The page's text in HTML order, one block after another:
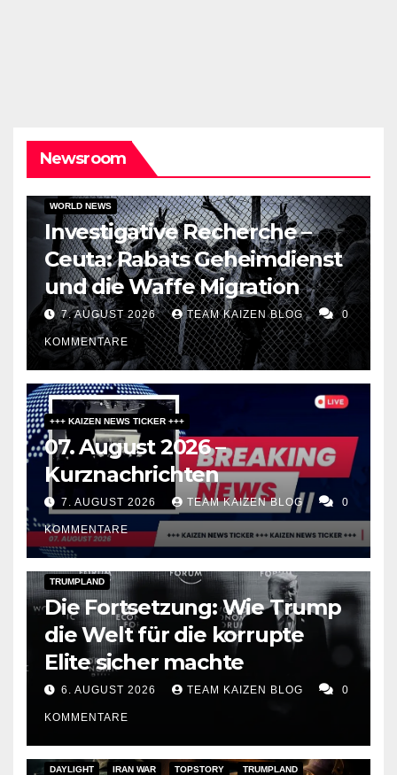
Newsroom
EU NEWS SOCIAL & POLITICS TOPSTORY
WORLD NEWS
Investigative Recherche –
Ceuta: Rabats Geheimdienst
und die Waffe Migration
7. AUGUST 2026 TEAM KAIZEN BLOG 0
KOMMENTARE
+++ KAIZEN NEWS TICKER +++
07. August 2026 –
Kurznachrichten
7. AUGUST 2026 TEAM KAIZEN BLOG 0
KOMMENTARE
DARK AMERICA
TRUMPLAND
Die Fortsetzung: Wie Trump
die Welt für die korrupte
Elite sicher machte
6. AUGUST 2026 TEAM KAIZEN BLOG 0
KOMMENTARE
DAYLIGHT IRAN WAR TOPSTORY TRUMPLAND